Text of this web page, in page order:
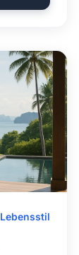
Lebensstil